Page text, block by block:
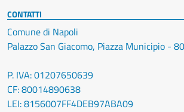
CONTATTI
Comune di Napoli
Palazzo San Giacomo, Piazza Municipio -
P. IVA: 01207650639
CF: 80014890638
LEI: 8156007FF4DEB97ABA09